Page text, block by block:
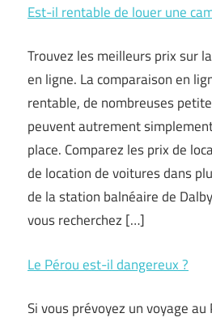
Est-il rentable de louer une
Trouvez les meilleurs prix sur
en ligne. La comparaison en
rentable, de nombreuses
peuvent autrement
place. Comparez les prix de
de location de voitures dans
de la station balnéaire de
vous recherchez […]
Le Pérou est-il dangereux ?
Si vous prévoyez un voyage